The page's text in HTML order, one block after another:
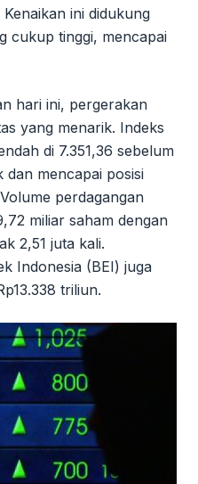
ini didukung
cukup tinggi, mencapai
hari ini, pergerakan
yang menarik. Indeks
di 7.351,36 sebelum
mencapai posisi
perdagangan
miliar saham dengan
2,51 juta kali.
Indonesia (BEI) juga
triliun.